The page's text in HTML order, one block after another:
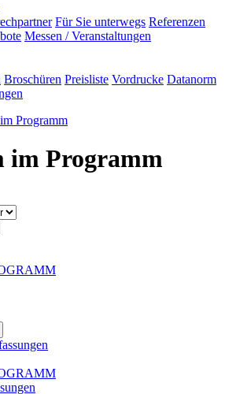
Für Sie unterwegs Referenzen
Messen / Veranstaltungen
Broschüren Preisliste Vordrucke Datanorm
Programm
im Programm